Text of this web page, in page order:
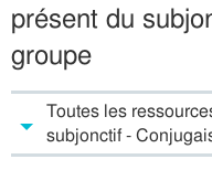
présent du
groupe
Toutes les
subjonctif -